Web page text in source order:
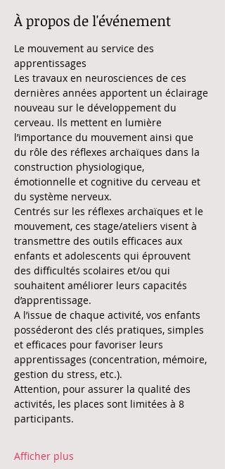
À propos de l'événement
Le mouvement au service des
apprentissages
Les travaux en neurosciences de ces
dernières années apportent un éclairage
nouveau sur le développement du
cerveau. Ils mettent en lumière
l’importance du mouvement ainsi que
du rôle des réflexes archaïques dans la
construction physiologique,
émotionnelle et cognitive du cerveau et
du système nerveux.
Centrés sur les réflexes archaïques et le
mouvement, ces stage/ateliers visent à
transmettre des outils efficaces aux
enfants et adolescents qui éprouvent
des difficultés scolaires et/ou qui
souhaitent améliorer leurs capacités
d’apprentissage.
A l’issue de chaque activité, vos enfants
posséderont des clés pratiques, simples
et efficaces pour favoriser leurs
apprentissages (concentration, mémoire,
gestion du stress, etc.).
Attention, pour assurer la qualité des
activités, les places sont limitées à 8
participants.
Afficher plus